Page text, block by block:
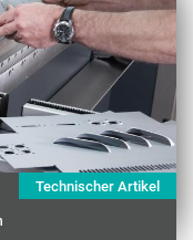
Technischer Artikel